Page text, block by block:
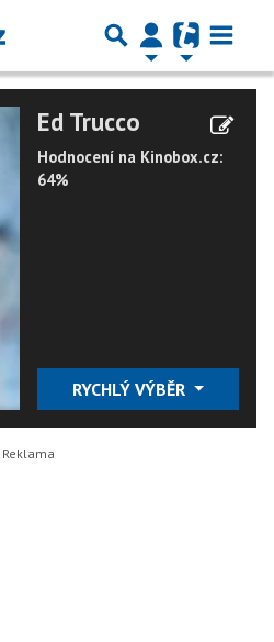
Ed Trucco
Hodnocení na Kinobox.cz:
64%
RYCHLÝ VÝBĚR